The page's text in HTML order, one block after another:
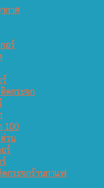
กาศ
อร์
ดกระจก
100
วน
ร์
กระจกร้านกาแฟ